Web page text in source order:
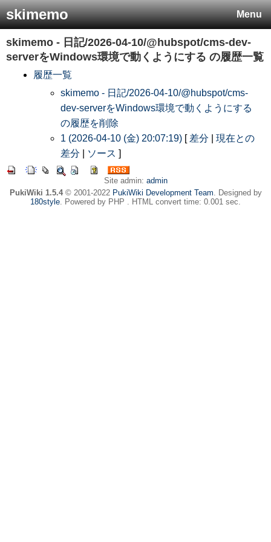
Menu
skimemo
skimemo - 日記/2026-04-10/@hubspot/cms-dev-
serverをWindows環境で動くようにする の履歴一覧
履歴一覧
skimemo - 日記/2026-04-10/@hubspot/cms-
dev-serverをWindows環境で動くようにする
の履歴を削除
1 (2026-04-10 (金) 20:07:19) [ 差分
現在との
差分
ソース ]
Site admin: admin
PukiWiki 1.5.4© 2001-2022 PukiWiki Development Team. Designed by
180style. Powered by PHP . HTML convert time: 0.001 sec.